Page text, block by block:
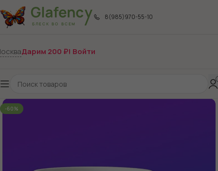
8(985)970-55-10
Дарим 200 ₽! Войти
-60%